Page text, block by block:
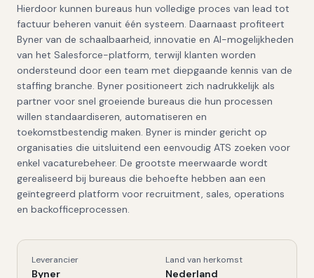
Hierdoor kunnen bureaus hun volledige proces van lead tot
factuur beheren vanuit één systeem. Daarnaast profiteert
Byner van de schaalbaarheid, innovatie en AI-mogelijkheden
van het Salesforce-platform, terwijl klanten worden
ondersteund door een team met diepgaande kennis van de
staffing branche. Byner positioneert zich nadrukkelijk als
partner voor snel groeiende bureaus die hun processen
willen standaardiseren, automatiseren en
toekomstbestendig maken. Byner is minder gericht op
organisaties die uitsluitend een eenvoudig ATS zoeken voor
enkel vacaturebeheer. De grootste meerwaarde wordt
gerealiseerd bij bureaus die behoefte hebben aan een
geïntegreerd platform voor recruitment, sales, operations
en backofficeprocessen.
Byner, Kerngegevens
Leverancier
Byner
Land van herkomst
Nederland